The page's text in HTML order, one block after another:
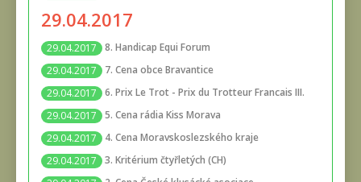
29.04.2017
29.04.2017
8. Handicap Equi Forum
29.04.2017
7. Cena obce Bravantice
29.04.2017
6. Prix Le Trot - Prix du Trotteur Francais III.
29.04.2017
5. Cena rádia Kiss Morava
29.04.2017
4. Cena Moravskoslezského kraje
29.04.2017
3. Kritérium čtyřletých (CH)